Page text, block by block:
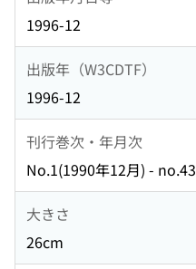
1996-12
出版年（W3CDTF）
1996-12
刊行巻次・年月次
No.1(1990年12月) - no.43
大きさ
26cm